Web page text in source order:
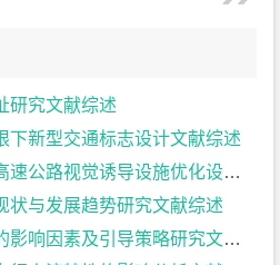
研究文献综述
下新型交通标志设计文献综述
路视觉诱导设施优化设计文献综述
状与发展趋势研究文献综述
响因素及引导策略研究文献综述